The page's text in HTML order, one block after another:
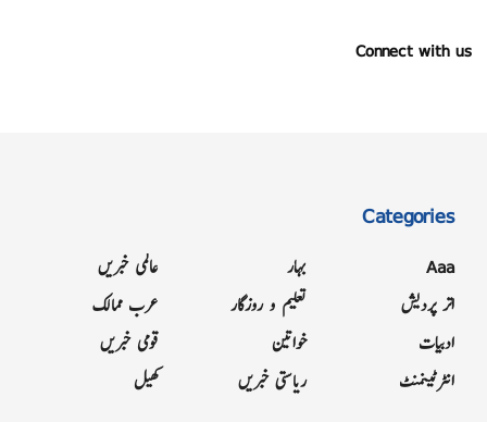
Connect with us
Categories
Aaa
اتر پردیش
ادبیات
انٹرٹینمنٹ
بہار
تعلیم و روزگار
خواتین
ریاستی خبریں
عالمی خبریں
عرب ممالک
قومی خبریں
کھیل